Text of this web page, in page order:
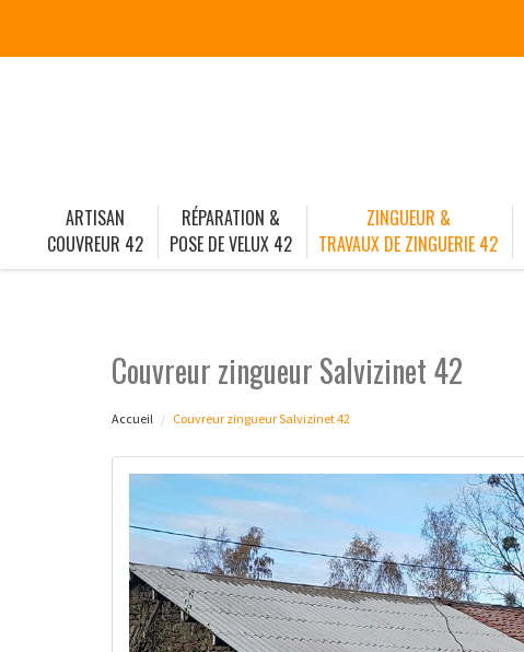
ARTISAN
COUVREUR 42
RÉPARATION &
POSE DE VELUX 42
ZINGUEUR &
TRAVAUX DE ZINGUERIE 42
Couvreur zingueur Salvizinet 42
Accueil Couvreur zingueur Salvizinet 42